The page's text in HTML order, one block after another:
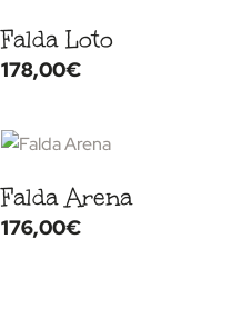
Falda Loto
178,00€
Falda Arena
176,00€